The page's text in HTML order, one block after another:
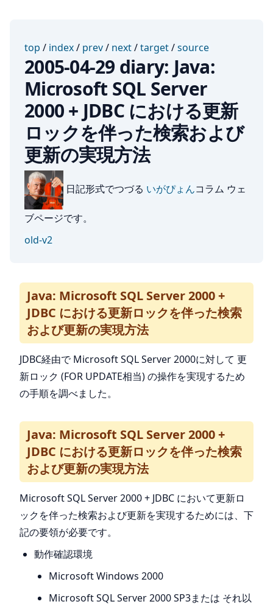
top / index/ prev/ next/target/source
2005-04-29 diary: Java:
Microsoft SQL Server
2000 + JDBC における更新
ロックを伴った検索および
更新の実現方法
日記形式でつづる いがぴょんコラム ウェ
ブページです。
old-v2
Java: Microsoft SQL Server 2000 +
JDBC における更新ロックを伴った検索
および更新の実現方法
JDBC経由で Microsoft SQL Server 2000に対して 更
新ロック (FOR UPDATE相当) の操作を実現するため
の手順を調べました。
Java: Microsoft SQL Server 2000 +
JDBC における更新ロックを伴った検索
および更新の実現方法
Microsoft SQL Server 2000 + JDBC において更新ロ
ックを伴った検索および更新を実現するためには、下
記の要領が必要です。
動作確認環境
Microsoft Windows 2000
Microsoft SQL Server 2000 SP3または それ以